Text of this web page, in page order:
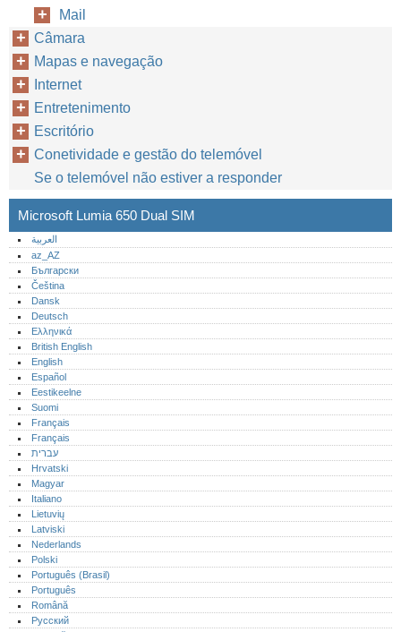
Mail
Câmara
Mapas e navegação
Internet
Entretenimento
Escritório
Conetividade e gestão do telemóvel
Se o telemóvel não estiver a responder
Microsoft Lumia 650 Dual SIM
العربية
az_AZ
Български
Čeština
Dansk
Deutsch
Ελληνικά
British English
English
Español
Eestikeelne
Suomi
Français
Français
עברית
Hrvatski
Magyar
Italiano
Lietuvių
Latviski
Nederlands
Polski
Português (Brasil)
Português‎
Română
Русский